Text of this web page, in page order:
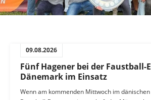
09.08.2026
Fünf Hagener bei der Faustball-
Dänemark im Einsatz
Wenn am kommenden Mittwoch im